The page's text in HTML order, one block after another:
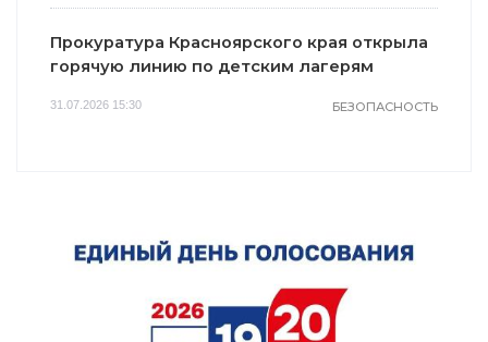
Прокуратура Красноярского края открыла
горячую линию по детским лагерям
31.07.2026 15:30 БЕЗОПАСНОСТЬ